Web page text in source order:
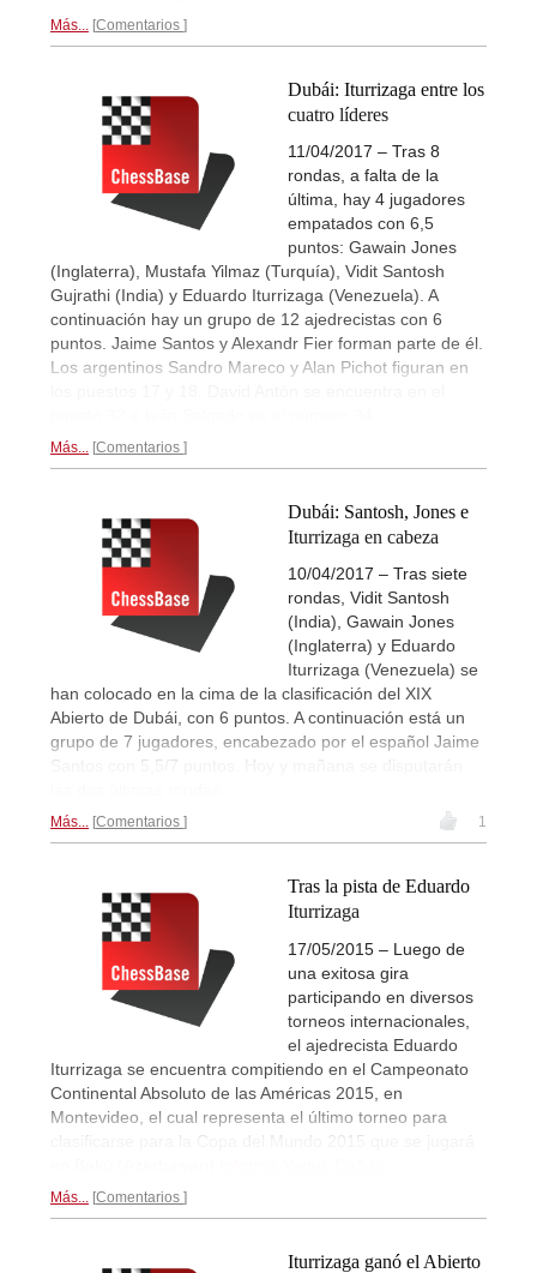
Más... Comentarios
Dubái: Iturrizaga entre los
cuatro líderes
11/04/2017 – Tras 8
rondas, a falta de la
última, hay 4 jugadores
empatados con 6,5
puntos: Gawain Jones
(Inglaterra), Mustafa Yilmaz (Turquía), Vidit Santosh
Gujrathi (India) y Eduardo Iturrizaga (Venezuela). A
continuación hay un grupo de 12 ajedrecistas con 6
puntos. Jaime Santos y Alexandr Fier forman parte de él.
Los argentinos Sandro Mareco y Alan Pichot figuran en
Más... Comentarios
Dubái: Santosh, Jones e
Iturrizaga en cabeza
10/04/2017 – Tras siete
rondas, Vidit Santosh
(India), Gawain Jones
(Inglaterra) y Eduardo
Iturrizaga (Venezuela) se
han colocado en la cima de la clasificación del XIX
Abierto de Dubái, con 6 puntos. A continuación está un
grupo de 7 jugadores, encabezado por el español Jaime
Santos con 5,5/7 puntos. Hoy y mañana se disputarán
Más... Comentarios 1
Tras la pista de Eduardo
Iturrizaga
17/05/2015 – Luego de
una exitosa gira
participando en diversos
torneos internacionales,
el ajedrecista Eduardo
Iturrizaga se encuentra compitiendo en el Campeonato
Continental Absoluto de las Américas 2015, en
Montevideo, el cual representa el último torneo para
clasificarse para la Copa del Mundo 2015 que se jugará
Más... Comentarios
Iturrizaga ganó el Abierto